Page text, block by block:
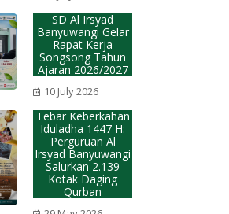
SD Al Irsyad
Banyuwangi Gelar
Rapat Kerja
Songsong Tahun
Ajaran 2026/2027
10 July 2026
Tebar Keberkahan
Iduladha 1447 H:
Perguruan Al
Irsyad Banyuwangi
Salurkan 2.139
Kotak Daging
Qurban